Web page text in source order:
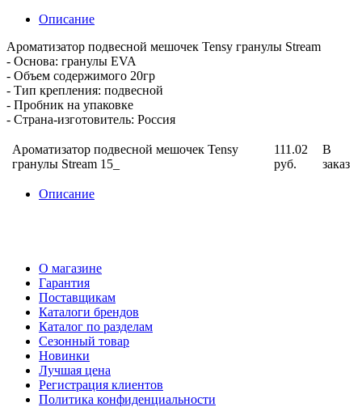
Описание
Ароматизатор подвесной мешочек Tensy гранулы Stream
- Основа: гранулы EVA
- Объем содержимого 20гр
- Тип крепления: подвесной
- Пробник на упаковке
- Страна-изготовитель: Россия
Ароматизатор подвесной мешочек Tensy
гранулы Stream 15_
111.02
руб.
В
заказ
Описание
О магазине
Гарантия
Поставщикам
Каталоги брендов
Каталог по разделам
Сезонный товар
Новинки
Лучшая цена
Регистрация клиентов
Политика конфиденциальности